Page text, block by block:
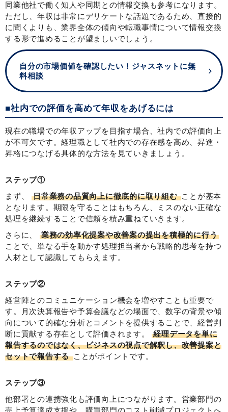
同業他社で働く知人や同期との情報交換も参考になります。
ただし、年収は非常にデリケートな話題であるため、直接的
に聞くよりも、業界全体の傾向や転職事情について情報交換
する形で進めることが望ましいでしょう。
自分の市場価値を確認したい！ジャスネットに無
料相談
■社内での評価を高めて年収をあげるには
現在の職場での年収アップを目指す場合、社内での評価向上
が不可欠です。経理職として社内での存在感を高め、昇進・
昇格につなげる具体的な方法を見ていきましょう。
ステップ①
まず、
日常業務の品質向上に徹底的に取り組む ことが基本
となります。期限を守ることはもちろん、ミスのない正確な
処理を継続することで信頼を積み重ねていきます。
さらに、
業務の効率化提案や改善案の提出を積極的に行う
ことで、単なる手を動かす処理担当者から戦略的思考を持つ
人材として認識してもらえます。
ステップ②
経営陣とのコミュニケーション機会を増やすことも重要で
す。月次決算報告や予算会議などの場面で、数字の背景や傾
向について的確な分析とコメントを提供することで、経営判
断に貢献する存在として評価されます。経理データを単に
報告するのではなく、ビジネスの視点で解釈し、改善提案と
セットで報告することがポイントです。
ステップ③
他部署との連携強化も評価向上につながります。営業部門の
売上予算達成支援や、購買部門のコスト削減プロジェクトへ